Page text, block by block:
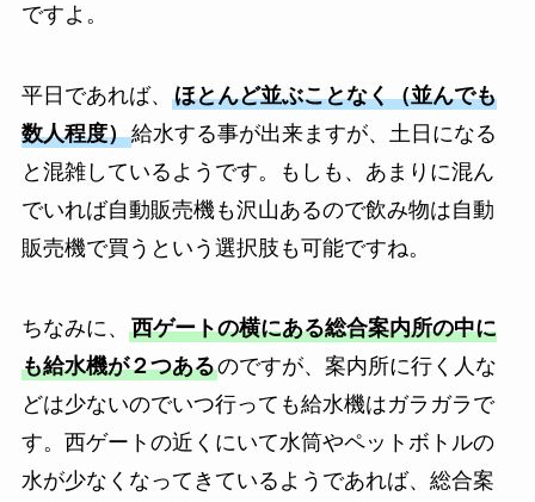
ですよ。
平日であれば、 ほとんど並ぶことなく（並んでも
数人程度）給水する事が出来ますが、土日になる
と混雑しているようです。もしも、あまりに混ん
でいれば自動販売機も沢山あるので飲み物は自動
販売機で買うという選択肢も可能ですね。
ちなみに、 西ゲートの横にある総合案内所の中に
も給水機が２つあるのですが、案内所に行く人な
どは少ないのでいつ行っても給水機はガラガラで
す。西ゲートの近くにいて水筒やペットボトルの
水が少なくなってきているようであれば、総合案